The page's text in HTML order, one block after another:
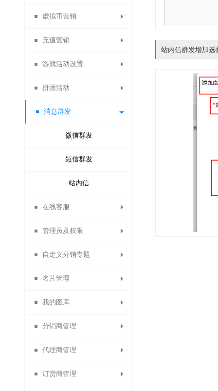
第三方登录管理
安粉宝
传播宝
代理商业绩奖
代理商管理奖
订货商推荐奖审核
订货商业绩奖
订货商业绩奖励
订货商管理奖
供应商提现申请
拼团退款申请
账号充值记录
供应商提现申请
资金监控日志
员工佣金
招商经理佣金
调整佣金日志
砍价设置
试用活动设置
周期购
满额包邮
满减优惠
搭配套餐
打包一口价
首单立减
支付有礼活动
众筹列表
众筹装修
微夺宝管理
微助力管理
微现场
生日营销
抢红包拉粉丝
X+1链动分销
优惠券大礼包
优惠码管理
扫码送优惠券设置
关注送优惠券
分享送优惠券
购物送优惠券
购物分享得优惠券
积分日志
每日签到设置
积分抵现
消费送积分
关注送积分
分享送积分
评价送积分
积分兑换商品
积分兑换红包
首次消费送积分
虚拟币营销
虚拟币日志
虚拟币比例
虚拟币抵现
充值营销
充值优惠
充值送积分
充值送优惠券
充值升等级
充值成为分销商
购物卡管理
充值成为代理商
充值成为订货商
游戏活动设置
幸运大转盘
疯狂砸金蛋
好运翻翻看
骰子大王
拼团活动
拼团活动管理
消息群发
微信群发
短信群发
站内信
在线客服
开通在线客服
微聊客服管理
管理员及权限
管理员
权限角色
自定义分销专题
专题分类
分销专题
名片管理
会员名片
分销名片
代理商名片
订货商名片
我的图库
图片分类
图文列表
分销商管理
分销商管理
分销商设置
代理商管理
代理商管理
订货商管理
站内信群发增加